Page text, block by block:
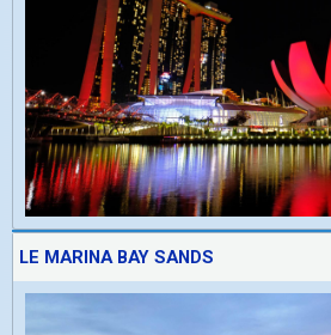
LE MARINA BAY SANDS